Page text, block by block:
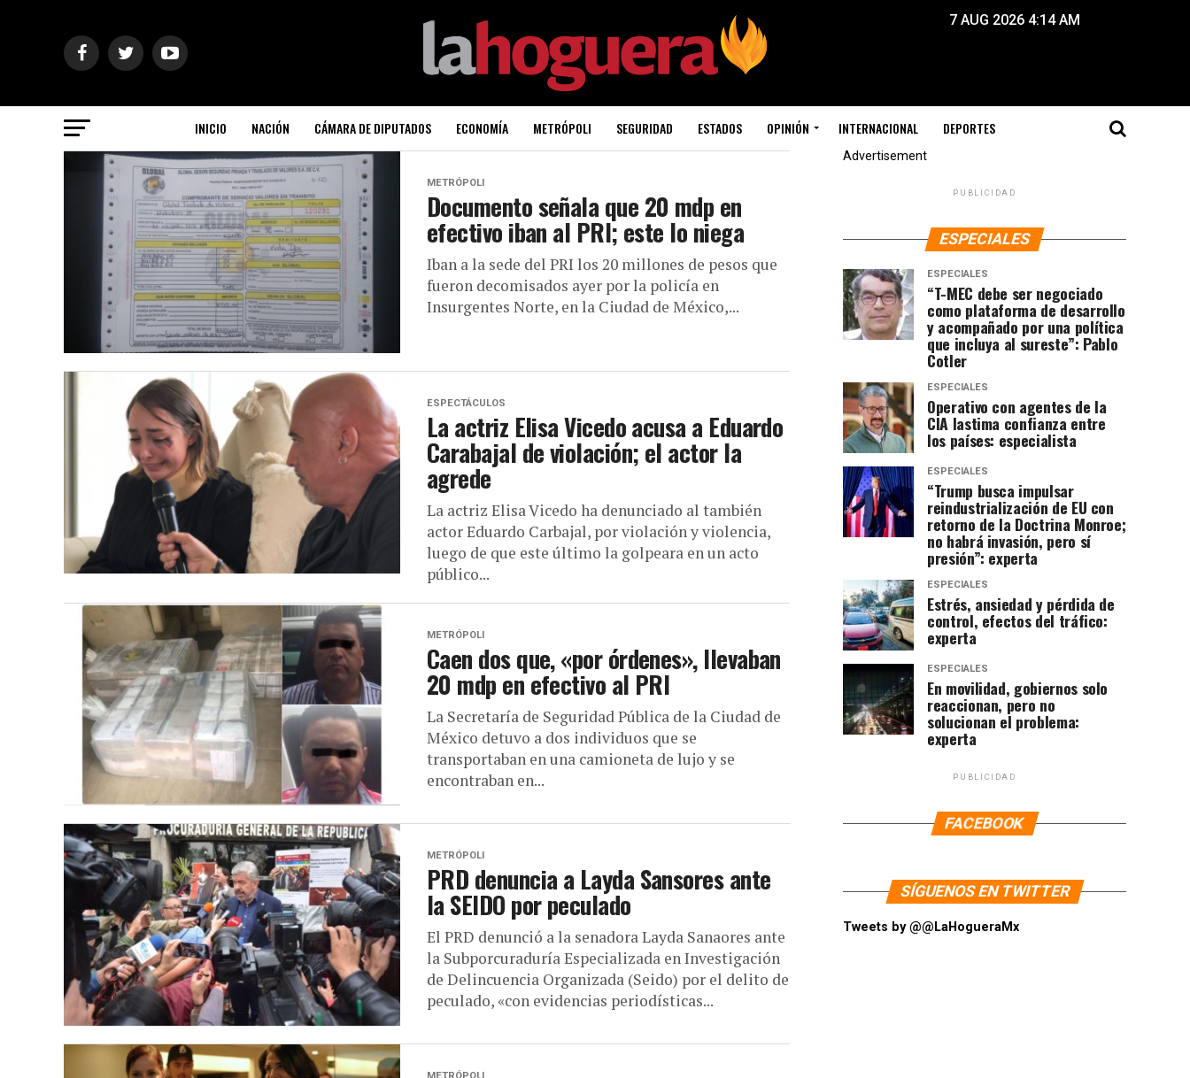
7 AUG 2026 4:14 AM
INICIO NACIÓN CÁMARA DE DIPUTADOS ECONOMÍA METRÓPOLI SEGURIDAD ESTADOS OPINIÓN INTERNACIONAL DEPORTES
METRÓPOLI
Documento señala que 20 mdp en
efectivo iban al PRI; este lo niega
Iban a la sede del PRI los 20 millones de pesos que
fueron decomisados ayer por la policía en
Insurgentes Norte, en la Ciudad de México,...
ESPECTÁCULOS
La actriz Elisa Vicedo acusa a Eduardo
Carabajal de violación; el actor la
agrede
La actriz Elisa Vicedo ha denunciado al también
actor Eduardo Carbajal, por violación y violencia,
luego de que este último la golpeara en un acto
público...
METRÓPOLI
Caen dos que, «por órdenes», llevaban
20 mdp en efectivo al PRI
La Secretaría de Seguridad Pública de la Ciudad de
México detuvo a dos individuos que se
transportaban en una camioneta de lujo y se
encontraban en...
METRÓPOLI
PRD denuncia a Layda Sansores ante
la SEIDO por peculado
El PRD denunció a la senadora Layda Sanaores ante
la Subporcuraduría Especializada en Investigación
de Delincuencia Organizada (Seido) por el delito de
peculado, «con evidencias periodísticas...
Advertisement
PUBLICIDAD
ESPECIALES
ESPECIALES
“T-MEC debe ser negociado
como plataforma de desarrollo
y acompañado por una política
que incluya al sureste”: Pablo
Cotler
ESPECIALES
Operativo con agentes de la
CIA lastima confianza entre
los países: especialista
ESPECIALES
“Trump busca impulsar
reindustrialización de EU con
retorno de la Doctrina Monroe;
no habrá invasión, pero sí
presión”: experta
ESPECIALES
Estrés, ansiedad y pérdida de
control, efectos del tráfico:
experta
ESPECIALES
En movilidad, gobiernos solo
reaccionan, pero no
solucionan el problema:
experta
PUBLICIDAD
FACEBOOK
SÍGUENOS EN TWITTER
Tweets by @@LaHogueraMx